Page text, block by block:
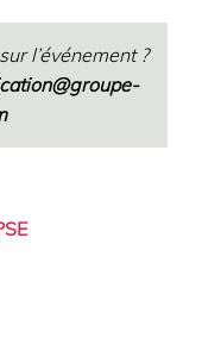
l’événement ?
@groupe-